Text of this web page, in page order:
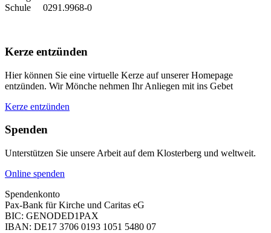
Schule 0291.9968-0
Kerze entzünden
Hier können Sie eine virtuelle Kerze auf unserer Homepage
entzünden. Wir Mönche nehmen Ihr Anliegen mit ins Gebet
Kerze entzünden
Spenden
Unterstützen Sie unsere Arbeit auf dem Klosterberg und weltweit.
Online spenden
Spendenkonto
Pax-Bank für Kirche und Caritas eG
BIC: GENODED1PAX
IBAN: DE17 3706 0193 1051 5480 07